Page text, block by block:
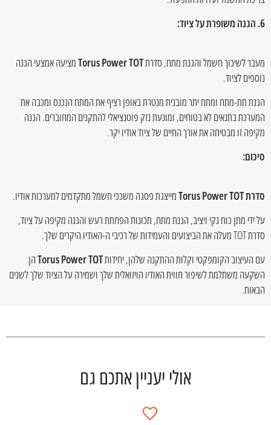
6. הגנה משופרת על ציוד:
מעבר לשיכוך חשמל והגנת מתח, סדרתTorus Power TOTמציעה אמצעי הגנה
נוספים לציוד.
הגנת תת-מתח ומתח יתר מובנית מנטרת באופן רציף את המתח הנכנס ומכבה את
המערכת בתנאים לא בטוחים, ומונעת נזק פוטנציאלי להתקנים המחוברים. הגנה
מקיפה זו מבטיחה את אורך החיים של ציוד אודיו יקר.
סיכום:
סדרת Torus Power TOT
מייצגת פסגה משככי חשמל מתקדמים למערכות אודיו.
על ידי מתן כוח נקי ויציב, הגנת מתח, תכונות הפחתת רעש והגנה מקיפה על ציוד,
סדרת TOT מעלה את הביצועים והעמידות של רכיבי ה-האודיו היקרים שלך.
עם העיצוב הקומפקטי וקלות ההתקנה שלהן, יחידותTorus Power TOTהן
השקעה משתלמת לשיפור חווית האודיו הויזואלית שלך ושמירה על הציוד שלך לשנים
הבאות.
אולי יעניין אתכם גם